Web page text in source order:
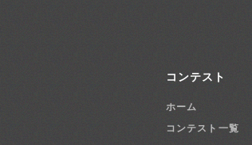
コンテスト
ホーム
コンテスト一覧